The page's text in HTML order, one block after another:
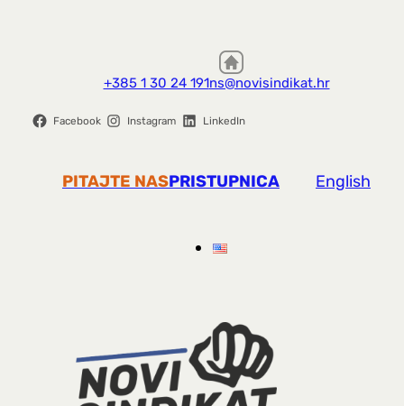
+385 1 30 24 191ns@novisindikat.hr
Facebook Instagram LinkedIn
PITAJTE NASPRISTUPNICA English